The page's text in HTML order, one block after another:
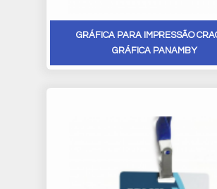
GRÁFICA PARA IMPRESSÃO
GRÁFICA PANAMBY